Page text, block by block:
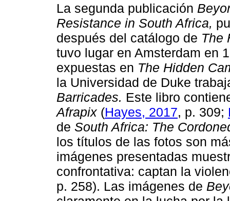
La segunda publicación
Resistance in South Africa,
después del catálogo de The
tuvo lugar en Amsterdam en
expuestas en The Hidden
la Universidad de Duke
Barricades. Este libro
Afrapix (Hayes, 2017, p. 309;
de South Africa: The
los títulos de las fotos son
imágenes presentadas
confrontativa: captan la
p. 258). Las imágenes de